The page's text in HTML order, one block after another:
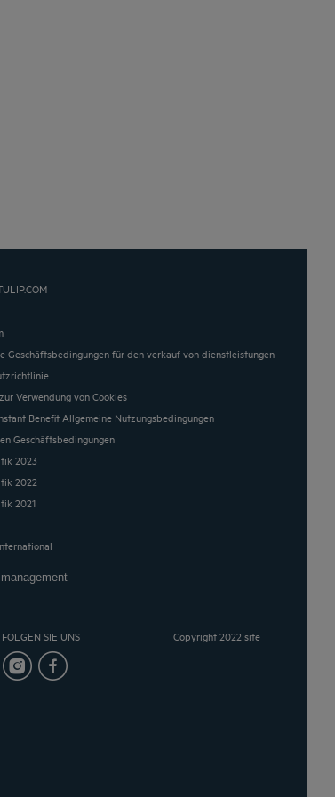
Geschäftsbedingungen für den verkauf von dienstleistungen
Verwendung von Cookies
Benefit Allgemeine Nutzungsbedingungen
Geschäftsbedingungen
2023
2022
2021
management
FOLGEN SIE UNS Copyright 2022 site